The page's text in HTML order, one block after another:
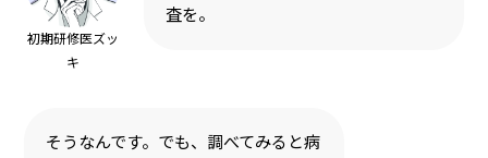
初期研修医ズッ
キ
査を。
そうなんです。でも、調べてみると病